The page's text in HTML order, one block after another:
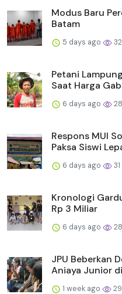
Modus Baru
Batam
5 days ago 32
Petani
Saat Harga
6 days ago 28
Respons MUI
Paksa Siswi
6 days ago 31
Kronologi
Rp 3 Miliar
6 days ago 28
JPU Beberkan
Aniaya Junior di
1 week ago 29